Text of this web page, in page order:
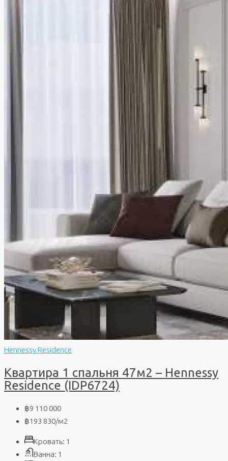
Hennessy Residence
Квартира 1 спальня 47м2 – Hennessy
Residence (IDP6724)
฿9 110 000
฿193 830/м2
Кровать: 1
Ванна: 1